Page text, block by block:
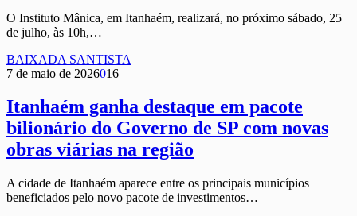
O Instituto Mânica, em Itanhaém, realizará, no próximo sábado, 25
de julho, às 10h,…
BAIXADA SANTISTA
7 de maio de 2026016
Itanhaém ganha destaque em pacote
bilionário do Governo de SP com novas
obras viárias na região
A cidade de Itanhaém aparece entre os principais municípios
beneficiados pelo novo pacote de investimentos…